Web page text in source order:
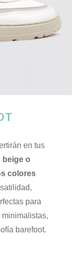
en tus
beige o
colores
para
barefoot.